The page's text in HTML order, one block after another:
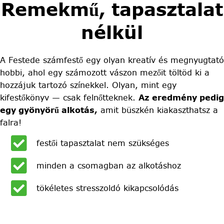
Remekmű, tapasztalat
nélkül
A Festede számfestő egy olyan kreatív és megnyugtató
hobbi, ahol egy számozott vászon mezőit töltöd ki a
hozzájuk tartozó színekkel. Olyan, mint egy
kifestőkönyv — csak felnőtteknek. Az eredmény pedig
egy gyönyörű alkotás, amit büszkén kiakaszthatsz a
falra!
festői tapasztalat nem szükséges
minden a csomagban az alkotáshoz
tökéletes stresszoldó kikapcsolódás